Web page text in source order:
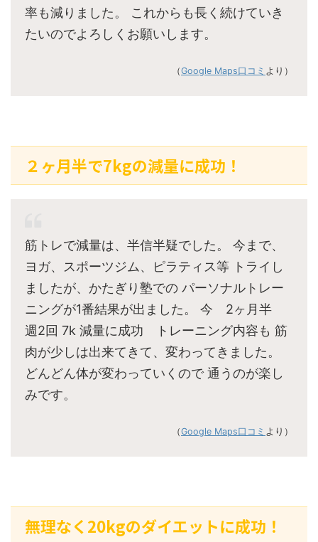
率も減りました。 これからも長く続けていき
たいのでよろしくお願いします。
（Google Maps口コミ より）
２ヶ月半で7kgの減量に成功！
筋トレで減量は、半信半疑でした。 今まで、
ヨガ、スポーツジム、ピラティス等 トライし
ましたが、かたぎり塾での パーソナルトレー
ニングが1番結果が出ました。 今 2ヶ月半
週2回 7k 減量に成功 トレーニング内容も 筋
肉が少しは出来てきて、変わってきました。
どんどん体が変わっていくので 通うのが楽し
みです。
（Google Maps口コミ より）
無理なく20kgのダイエットに成功！